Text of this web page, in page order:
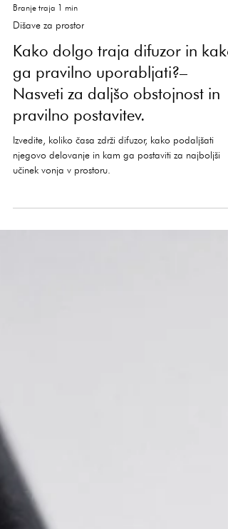
Branje traja 1 min
Dišave za prostor
Kako dolgo traja difuzor in kako
ga pravilno uporabljati?–
Nasveti za daljšo obstojnost in
pravilno postavitev.
Izvedite, koliko časa zdrži difuzor, kako podaljšati